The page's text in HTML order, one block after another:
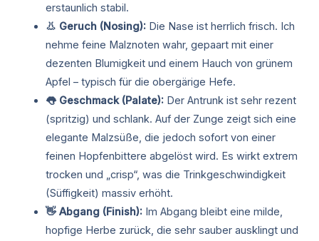
erstaunlich stabil.
👃 Geruch (Nosing):Die Nase ist herrlich frisch. Ich
nehme feine Malznoten wahr, gepaart mit einer
dezenten Blumigkeit und einem Hauch von grünem
Apfel – typisch für die obergärige Hefe.
👅 Geschmack (Palate):Der Antrunk ist sehr rezent
(spritzig) und schlank. Auf der Zunge zeigt sich eine
elegante Malzsüße, die jedoch sofort von einer
feinen Hopfenbittere abgelöst wird. Es wirkt extrem
trocken und „crisp“, was die Trinkgeschwindigkeit
(Süffigkeit) massiv erhöht.
👋 Abgang (Finish):Im Abgang bleibt eine milde,
hopfige Herbe zurück, die sehr sauber ausklingt und